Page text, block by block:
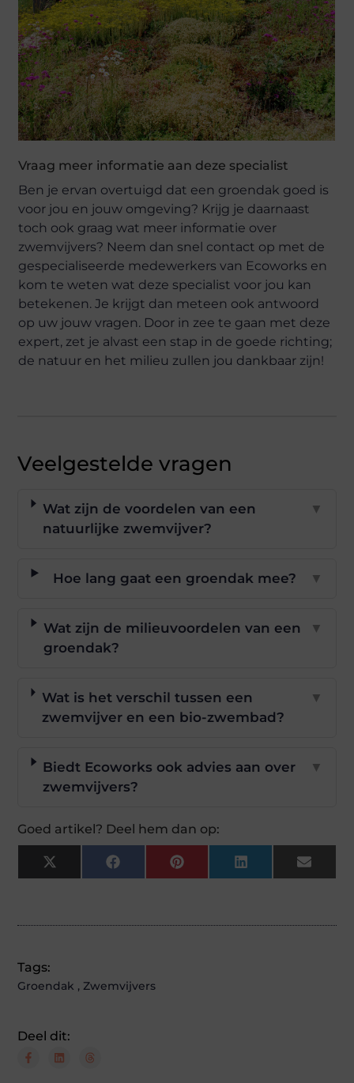
Vraag meer informatie aan deze specialist
Ben je ervan overtuigd dat een groendak goed is
voor jou en jouw omgeving? Krijg je daarnaast
toch ook graag wat meer informatie over
zwemvijvers? Neem dan snel contact op met de
gespecialiseerde medewerkers van Ecoworks en
kom te weten wat deze specialist voor jou kan
betekenen. Je krijgt dan meteen ook antwoord
op uw jouw vragen. Door in zee te gaan met deze
expert, zet je alvast een stap in de goede richting;
de natuur en het milieu zullen jou dankbaar zijn!
Veelgestelde vragen
Wat zijn de voordelen van een
natuurlijke zwemvijver?
▼
Hoe lang gaat een groendak mee? ▼
Wat zijn de milieuvoordelen van een
groendak?
▼
Wat is het verschil tussen een
zwemvijver en een bio-zwembad?
▼
Biedt Ecoworks ook advies aan over
zwemvijvers?
▼
Goed artikel? Deel hem dan op:
X
(Twitter)
FacebookPinterestLinkedInEmail
Tags:
Groendak ,Zwemvijvers
Deel dit: